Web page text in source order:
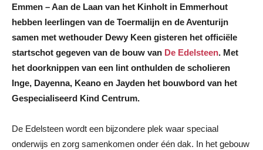
Emmen – Aan de Laan van het Kinholt in Emmerhout
hebben leerlingen van de Toermalijn en de Aventurijn
samen met wethouder Dewy Keen gisteren het officiële
startschot gegeven van de bouw van De Edelsteen. Met
het doorknippen van een lint onthulden de scholieren
Inge, Dayenna, Keano en Jayden het bouwbord van het
Gespecialiseerd Kind Centrum.
De Edelsteen wordt een bijzondere plek waar speciaal
onderwijs en zorg samenkomen onder één dak. In het gebouw